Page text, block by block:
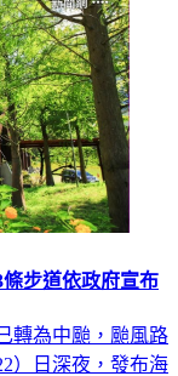
步道依政府宣布
轉為中颱，颱風路
）日深夜，發布海